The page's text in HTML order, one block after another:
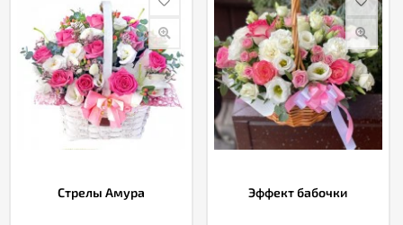
Стрелы Амура Эффект бабочки